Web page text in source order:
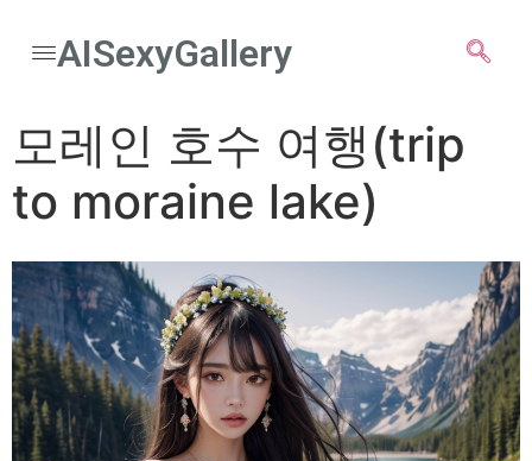
AISexyGallery
모레인 호수 여행(trip
to moraine lake)